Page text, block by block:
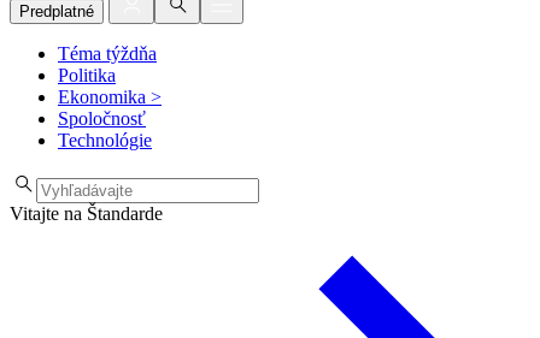
Predplatné
Téma týždňa
Politika
Ekonomika >
Spoločnosť
Technológie
Vitajte na Štandarde